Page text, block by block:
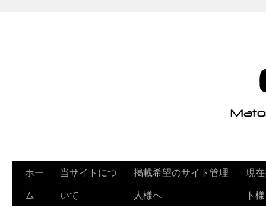
ホー
ム
当サイトにつ
いて
掲載希望のサイト管理
人様へ
現
ト様